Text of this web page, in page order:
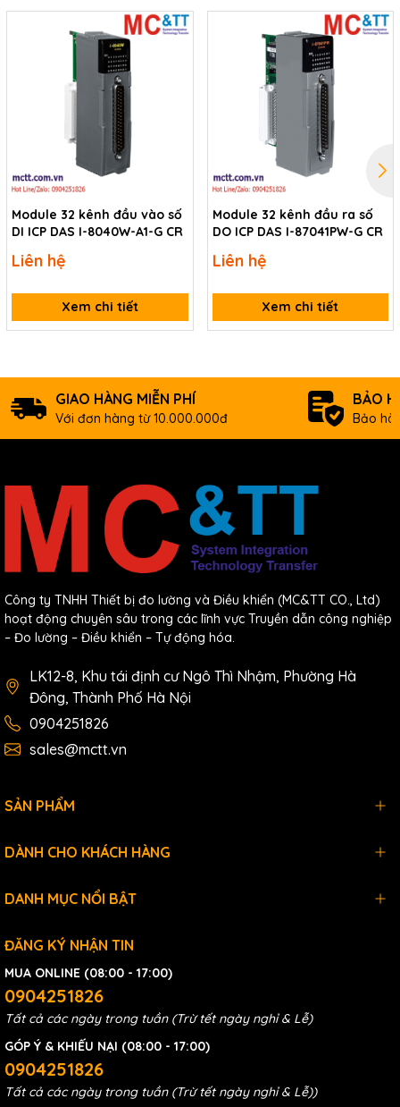
Module 32 kênh đầu vào số
DI ICP DAS I-8040W-A1-G CR
Liên hệ
Xem chi tiết
Module 32 kênh đầu ra số
DO ICP DAS I-87041PW-G CR
Liên hệ
Xem chi tiết
GIAO HÀNG MIỄN PHÍ
Với đơn hàng từ 10.000.000đ
BẢO
Bảo
Công ty TNHH Thiết bị đo lường và Điều khiển (MC&TT CO., Ltd)
hoạt động chuyên sâu trong các lĩnh vực Truyền dẫn công nghiệp
– Đo lường – Điều khiển – Tự động hóa.
LK12-8, Khu tái định cư Ngô Thì Nhậm, Phường Hà
Đông, Thành Phố Hà Nội
0904251826
sales@mctt.vn
SẢN PHẨM
DÀNH CHO KHÁCH HÀNG
DANH MỤC NỔI BẬT
ĐĂNG KÝ NHẬN TIN
MUA ONLINE (08:00 - 17:00)
0904251826
Tất cả các ngày trong tuần (Trừ tết ngày nghỉ & Lễ)
GÓP Ý & KHIẾU NẠI (08:00 - 17:00)
0904251826
Tất cả các ngày trong tuần (Trừ tết ngày nghỉ & Lễ))